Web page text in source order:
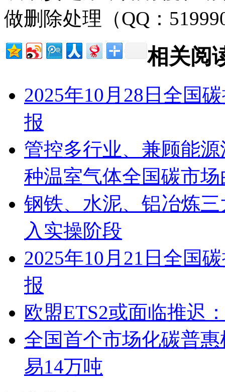
做删除处理（QQ：
相关阅
2025年10月28日全国
报
管控多行业、兼顾能
种温室气体全国碳市场
钢铁、水泥、铝冶炼
入实操阶段
2025年10月21日全国
报
欧盟ETS2或面临推迟
全国首个市场化碳普
易14万吨‌